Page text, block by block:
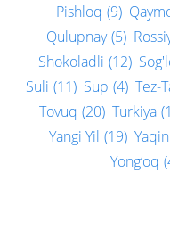
Pishloq (9)
Qulupnay (5)
Shokoladli (12)
Suli (11) Sup (4) Tez-
Tovuq (20) Turkiya
Yangi Yil (19)
Yong‘oq